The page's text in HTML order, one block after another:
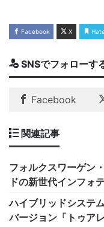
Facebook X
SNSでフォローす
Facebook
関連記事
フォルクスワーゲン
ドの新世代インフォ
ハイブリッドシステ
バージョン「トゥア